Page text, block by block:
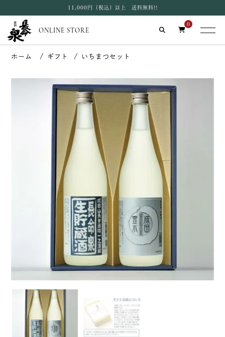
11,000円（税込）以上 送料無料!!
ONLINE STORE
0
ギフト いちまつセット